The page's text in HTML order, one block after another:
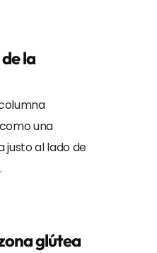
la
una
justo al lado de
glútea